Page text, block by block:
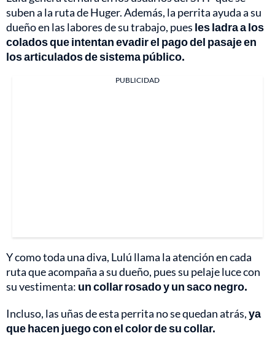
suben a la ruta de Huger. Además, la perrita ayuda a su
dueño en las labores de su trabajo, pues les ladra a los
colados que intentan evadir el pago del pasaje en
los articulados de sistema público.
PUBLICIDAD
Y como toda una diva, Lulú llama la atención en cada
ruta que acompaña a su dueño, pues su pelaje luce con
su vestimenta: un collar rosado y un saco negro.
Incluso, las uñas de esta perrita no se quedan atrás,ya
que hacen juego con el color de su collar.